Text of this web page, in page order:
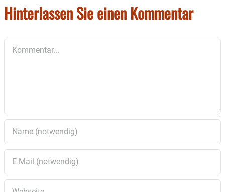
Hinterlassen Sie einen Kommentar